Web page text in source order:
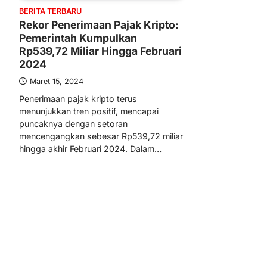
BERITA TERBARU
Rekor Penerimaan Pajak Kripto:
Pemerintah Kumpulkan
Rp539,72 Miliar Hingga Februari
2024
Maret 15, 2024
Penerimaan pajak kripto terus
menunjukkan tren positif, mencapai
puncaknya dengan setoran
mencengangkan sebesar Rp539,72 miliar
hingga akhir Februari 2024. Dalam…